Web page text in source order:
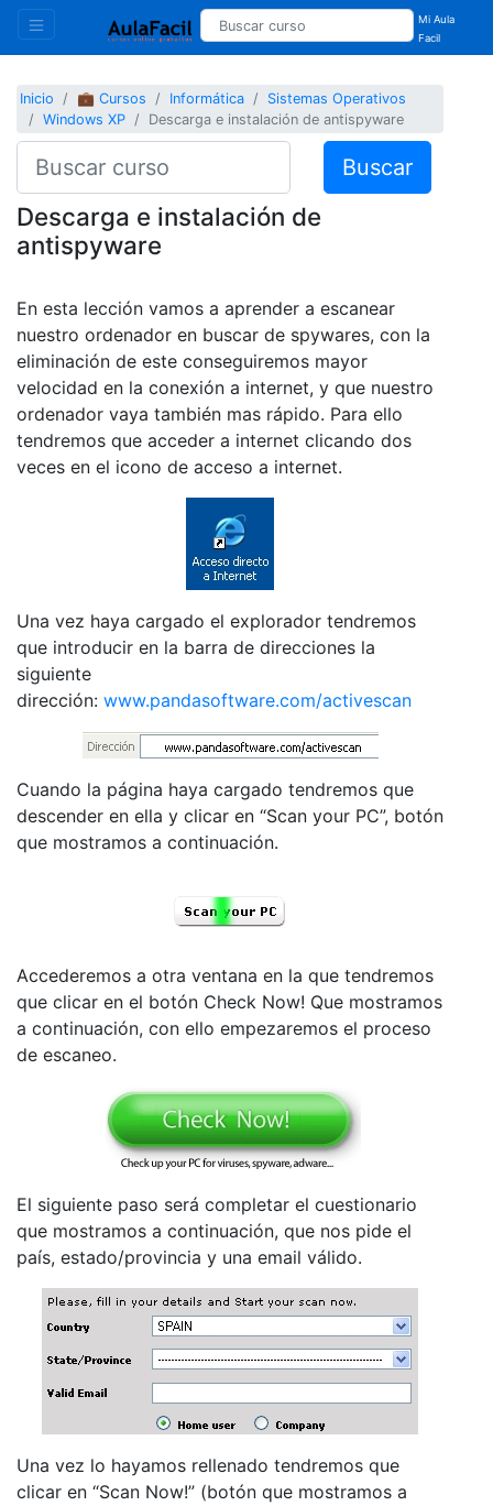
Mi Aula
Facil
Inicio 💼 Cursos Informática
Sistemas Operativos
Windows XP
Descarga e instalación de antispyware
Buscar
Descarga e instalación de
antispyware
En esta lección vamos a aprender a escanear
nuestro ordenador en buscar de spywares, con la
eliminación de este conseguiremos mayor
velocidad en la conexión a internet, y que nuestro
ordenador vaya también mas rápido. Para ello
tendremos que acceder a internet clicando dos
veces en el icono de acceso a internet.
Una vez haya cargado el explorador tendremos
que introducir en la barra de direcciones la
siguiente
dirección: www.pandasoftware.com/activescan
Cuando la página haya cargado tendremos que
descender en ella y clicar en “Scan your PC”, botón
que mostramos a continuación.
Accederemos a otra ventana en la que tendremos
que clicar en el botón Check Now! Que mostramos
a continuación, con ello empezaremos el proceso
de escaneo.
El siguiente paso será completar el cuestionario
que mostramos a continuación, que nos pide el
país, estado/provincia y una email válido.
Una vez lo hayamos rellenado tendremos que
clicar en “Scan Now!” (botón que mostramos a